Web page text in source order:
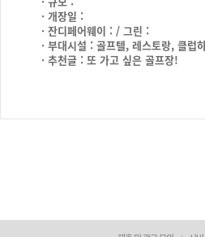
· 개장일 :
· 잔디페어웨이 : / 그린 :
· 부대시설 : 골프텔, 레스토랑, 클럽
· 추천글 : 또 가고 싶은 골프장!